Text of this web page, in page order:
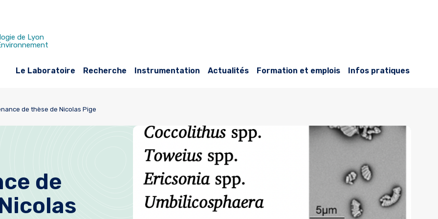
de Lyon
Le Laboratoire Recherche Instrumentation Actualités Formation et emplois Infos pratiques
de thèse de Nicolas Pige
de